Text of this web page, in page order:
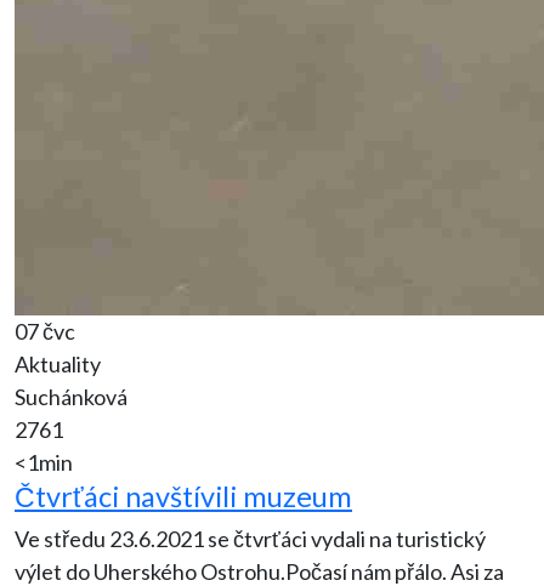
07 čvc
Aktuality
Suchánková
2761
<1min
Čtvrťáci navštívili muzeum
Ve středu 23.6.2021 se čtvrťáci vydali na turistický
výlet do Uherského Ostrohu.Počasí nám přálo. Asi za